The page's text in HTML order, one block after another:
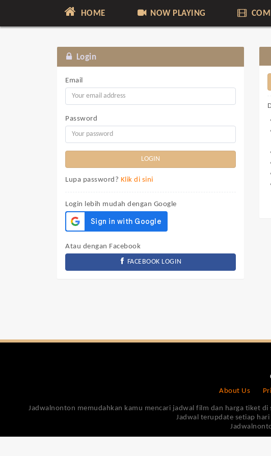
HOME NOW PLAYING
Login
Email
Password
Lupa password? Klik di sini
Login lebih mudah dengan Google
Atau dengan Facebook
FACEBOOK LOGIN
About Us
Jadwalnonton memudahkan kamu mencari jadwal film dan harga tiket di
Jadwal terupdate setiap